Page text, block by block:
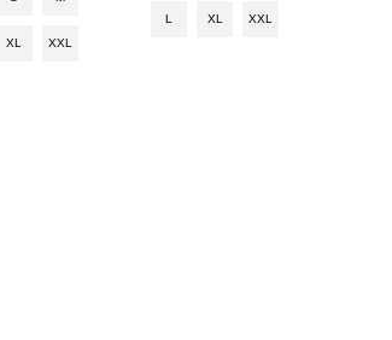
XL XXL
L XL XXL